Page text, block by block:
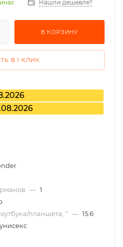
Нашли дешевле?
В КОРЗИНУ
В 1 КЛИК
— 1
планшета, " — 15.6
унисекс